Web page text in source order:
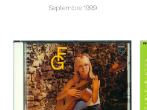
Septembre 1999